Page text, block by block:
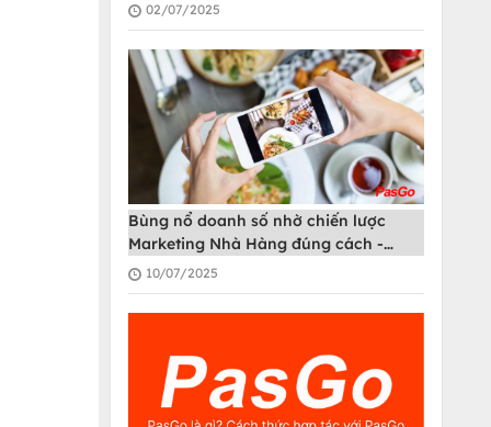
02/07/2025
Bùng nổ doanh số nhờ chiến lược
Marketing Nhà Hàng đúng cách -
PasGo
10/07/2025